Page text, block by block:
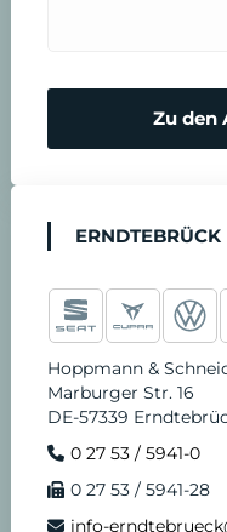
Zu den
ERNDTEBRÜCK
Hoppmann &
Marburger Str. 16
DE-57339
0 27 53 / 5941-0
0 27 53 / 5941-28
info-